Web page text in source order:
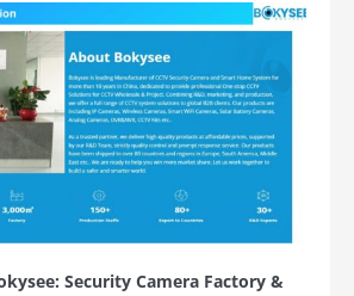
Security Camera Factory &